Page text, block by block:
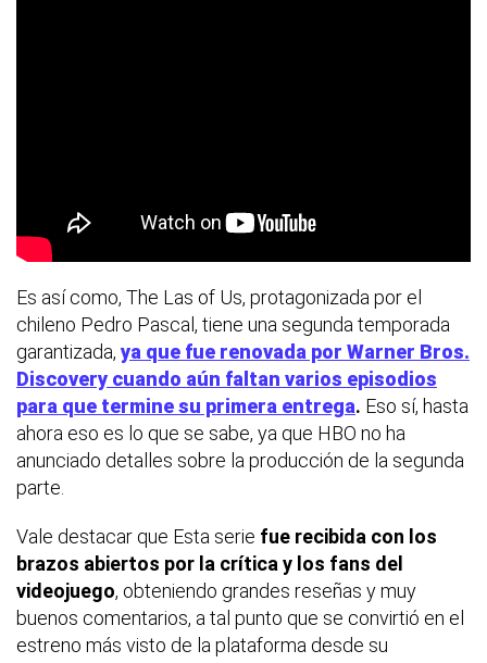
Es así como, The Las of Us, protagonizada por el
chileno Pedro Pascal, tiene una segunda temporada
garantizada, ya que fue renovada por Warner Bros.
Discovery cuando aún faltan varios episodios
para que termine su primera entrega. Eso sí, hasta
ahora eso es lo que se sabe, ya que HBO no ha
anunciado detalles sobre la producción de la segunda
parte.
Vale destacar que Esta serie fue recibida con los
brazos abiertos por la crítica y los fans del
videojuego, obteniendo grandes reseñas y muy
buenos comentarios, a tal punto que se convirtió en el
estreno más visto de la plataforma desde su